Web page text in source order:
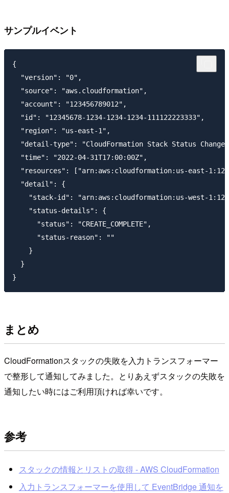
サンプルイベント
{
  "version": "0",
  "source": "aws.cloudformation",
  "account": "123456789012",
  "id": "12345678-1234-1234-1234-111122223333",
  "region": "us-east-1",
"detail-type": "CloudFormation Stack Status
  "time": "2022-04-31T17:00:00Z",
"resources": ["arn:aws:cloudformation:us-east-
  "detail": {
"stack-id": "arn:aws:cloudformation:us-west-
    "status-details": {
      "status": "CREATE_COMPLETE",
      "status-reason": ""
    }
  }
まとめ
CloudFormationスタックの失敗を入力トランスフォーマー
で整形して通知してみました。とりあえずスタックの失敗を
通知したい時にはご利用頂ければ幸いです。
参考
スタックの情報とリストの取得 - AWS CloudFormation
入力トランスフォーマーを使用して EventBridge 通知を